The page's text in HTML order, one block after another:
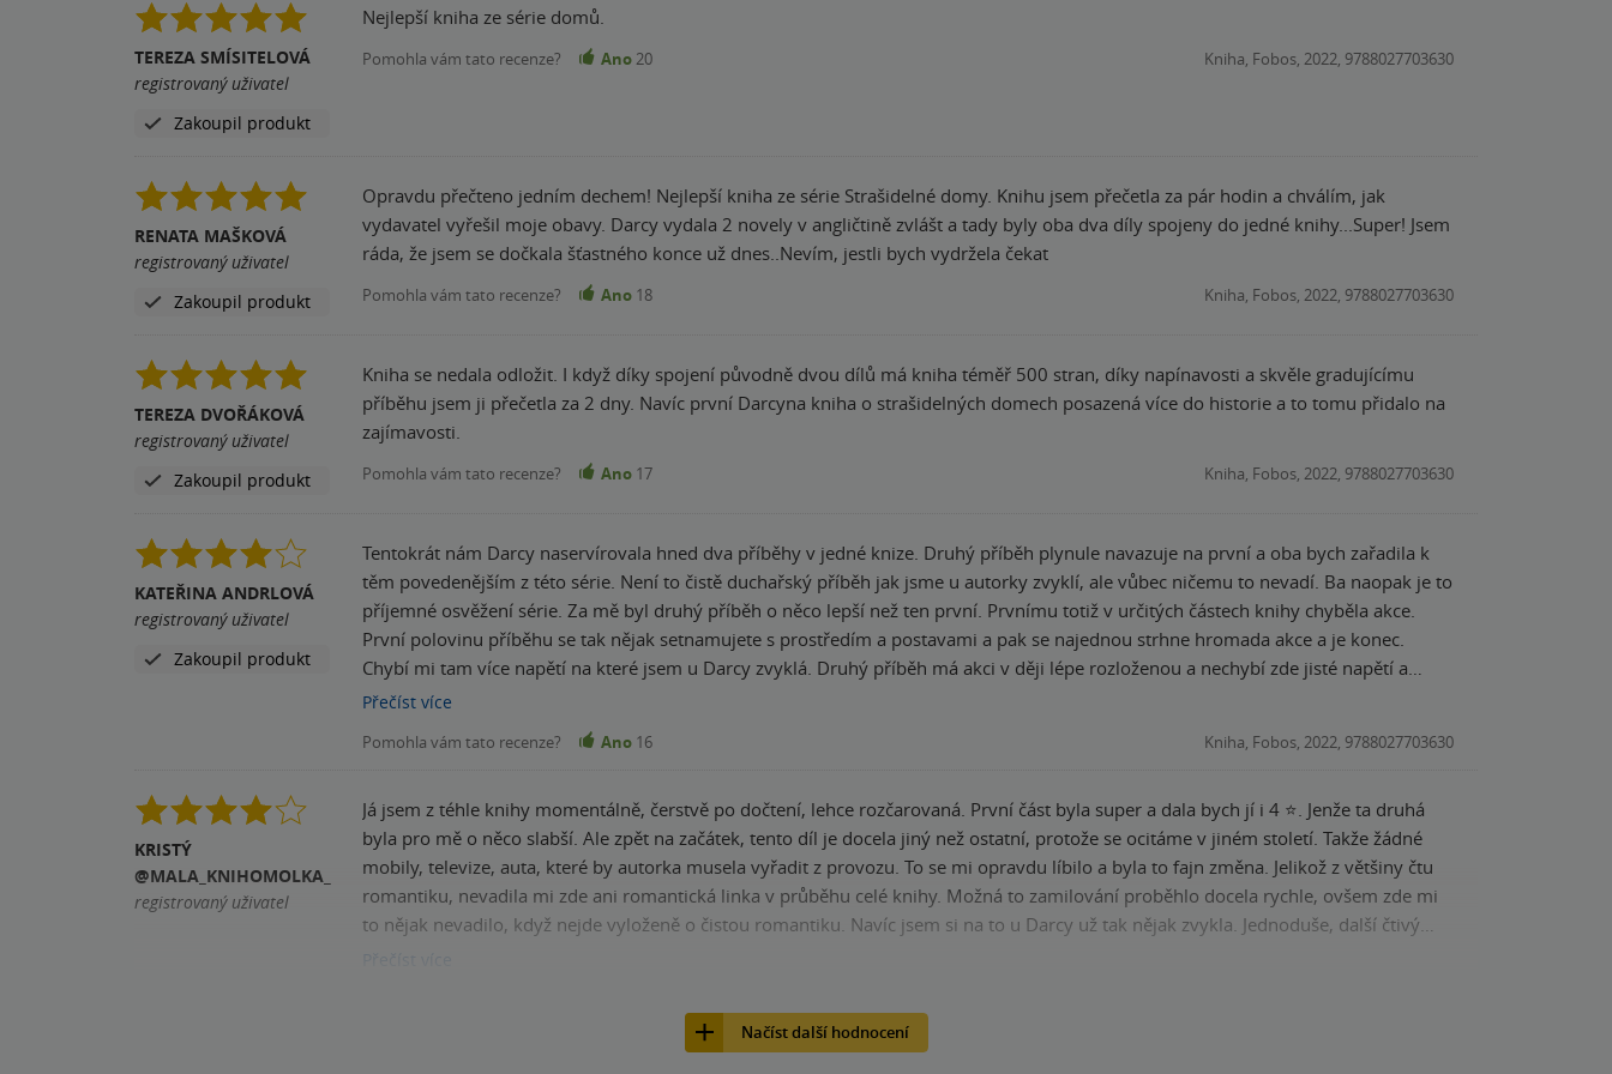
TEREZA SMÍSITELOVÁ
registrovaný uživatel
Zakoupil produkt
Nejlepší kniha ze série domů.
Pomohla vám tato recenze? Ano 20 Kniha, Fobos, 2022, 9788027703630
RENATA MAŠKOVÁ
registrovaný uživatel
Zakoupil produkt
Opravdu přečteno jedním dechem! Nejlepší kniha ze série Strašidelné domy. Knihu jsem přečetla za pár hodin a chválím, jak
vydavatel vyřešil moje obavy. Darcy vydala 2 novely v angličtině zvlášt a tady byly oba dva díly spojeny do jedné knihy...Super! Jsem
ráda, že jsem se dočkala šťastného konce už dnes..Nevím, jestli bych vydržela čekat
Pomohla vám tato recenze? Ano 18 Kniha, Fobos, 2022, 9788027703630
TEREZA DVOŘÁKOVÁ
registrovaný uživatel
Zakoupil produkt
Kniha se nedala odložit. I když díky spojení původně dvou dílů má kniha téměř 500 stran, díky napínavosti a skvěle gradujícímu
příběhu jsem ji přečetla za 2 dny. Navíc první Darcyna kniha o strašidelných domech posazená více do historie a to tomu přidalo na
zajímavosti.
Pomohla vám tato recenze? Ano 17 Kniha, Fobos, 2022, 9788027703630
KATEŘINA ANDRLOVÁ
registrovaný uživatel
Zakoupil produkt
Tentokrát nám Darcy naservírovala hned dva příběhy v jedné knize. Druhý příběh plynule navazuje na první a oba bych zařadila k
těm povedenějším z této série. Není to čistě duchařský příběh jak jsme u autorky zvyklí, ale vůbec ničemu to nevadí. Ba naopak je to
příjemné osvěžení série. Za mě byl druhý příběh o něco lepší než ten první. Prvnímu totiž v určitých částech knihy chyběla akce.
První polovinu příběhu se tak nějak setnamujete s prostředím a postavami a pak se najednou strhne hromada akce a je konec.
Chybí mi tam více napětí na které jsem u Darcy zvyklá. Druhý příběh má akci v ději lépe rozloženou a nechybí zde jisté napětí a
očekávání ak se situace bude vyvíjet. Musím ocenit hlavní hrdinku, které je sympatická a velmi urputně se snaží vyřešit záhadu do
zmiňovat. Stejně tak, že je zvykem zakončení příběhu aspoň částečným happyendem a ani zde tomu není jinak. Takže jsem vlastně
Přečíst více
Pomohla vám tato recenze? Ano 16 Kniha, Fobos, 2022, 9788027703630
KRISTÝ
@MALA_KNIHOMOLKA_
registrovaný uživatel
Já jsem z téhle knihy momentálně, čerstvě po dočtení, lehce rozčarovaná. První část byla super a dala bych jí i 4 ⭐️. Jenže ta druhá
byla pro mě o něco slabší. Ale zpět na začátek, tento díl je docela jiný než ostatní, protože se ocitáme v jiném století. Takže žádné
mobily, televize, auta, které by autorka musela vyřadit z provozu. To se mi opravdu líbilo a byla to fajn změna. Jelikož z většiny čtu
romantiku, nevadila mi zde ani romantická linka v průběhu celé knihy. Možná to zamilování proběhlo docela rychle, ovšem zde mi
to nějak nevadilo, když nejde vyloženě o čistou romantiku. Navíc jsem si na to u Darcy už tak nějak zvykla. Jednoduše, další čtivý
strašidelný dům z jejího pera. Sice se u toho nebojím, protože to bývá spíš duchařský čajíček, ale to mi na tom právě vyhovuje.
Mimochodem, konec opět stejný. Nemohlo by to alespoň jednou dopadnout jinak? P.S. Jsem ráda že ilustrace jdou tentokrát s
Přečíst
Načíst další hodnocení